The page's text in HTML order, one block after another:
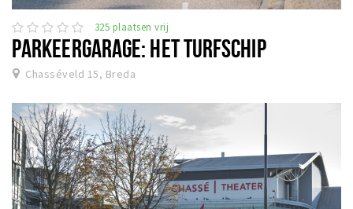
325 plaatsen vrij
PARKEERGARAGE: HET TURFSCHIP
Chasséveld 15, Breda